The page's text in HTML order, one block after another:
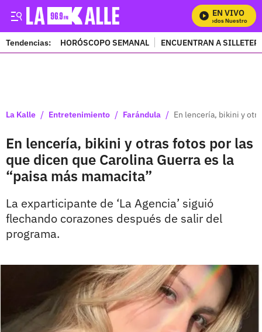
EN VIVO
Mira Todos Nuestros
Tendencias: HORÓSCOPO SEMANAL ENCUENTRAN A
La Kalle / Entretenimiento / Farándula / En lencería, bikini y
En lencería, bikini y otras fotos por las
que dicen que Carolina Guerra es la
“paisa más mamacita”
La exparticipante de ‘La Agencia’ siguió
flechando corazones después de salir del
programa.